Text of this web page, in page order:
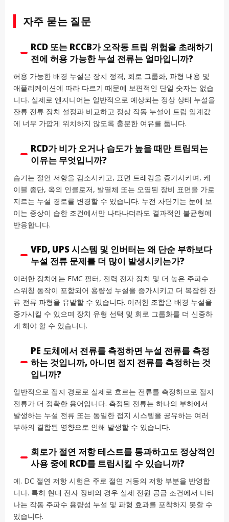
자주 묻는 질문
RCD 또는 RCCB가 오작동 트립 위험을 초래하기
전에 허용 가능한 누설 전류는 얼마입니까?
허용 가능한 배경 누설은 장치 정격, 회로 그룹화, 파형 내용 및
애플리케이션에 따라 다르기 때문에 보편적인 단일 숫자는 없습
니다. 실제로 엔지니어는 일반적으로 예상되는 정상 상태 누설을
잔류 전류 장치 설정과 비교하고 정상 작동 누설이 트립 임계값
에 너무 가깝게 위치하지 않도록 충분한 여유를 둡니다.
RCD가 비가 오거나 습도가 높을 때만 트립되는
이유는 무엇입니까?
습기는 절연 저항을 감소시키고, 표면 트래킹을 증가시키며, 케
이블 종단, 옥외 인클로저, 발열체 또는 오염된 장비 표면을 가로
지르는 누설 경로를 변경할 수 있습니다. 누전 차단기는 눈에 보
이는 증상이 습한 조건에서만 나타나더라도 결과적인 불균형에
반응합니다.
VFD, UPS 시스템 및 인버터는 왜 단순 부하보다
누설 전류 문제를 더 많이 발생시키는가?
이러한 장치에는 EMC 필터, 전력 전자 장치 및 더 높은 주파수
스위칭 동작이 포함되어 용량성 누설을 증가시키고 더 복잡한 잔
류 전류 파형을 유발할 수 있습니다. 이러한 조합은 배경 누설을
증가시킬 수 있으며 장치 유형 선택 및 회로 그룹화를 더 신중하
게 해야 할 수 있습니다.
PE 도체에서 전류를 측정하면 누설 전류를 측정
하는 것입니까, 아니면 접지 전류를 측정하는 것
입니까?
일반적으로 접지 경로로 실제로 흐르는 전류를 측정하므로 접지
전류가 더 정확한 용어입니다. 측정된 전류는 하나의 부하에서
발생하는 누설 전류 또는 동일한 접지 시스템을 공유하는 여러
부하의 결합된 영향으로 인해 발생할 수 있습니다.
회로가 절연 저항 테스트를 통과하고도 정상적인
사용 중에 RCD를 트립시킬 수 있습니까?
예. DC 절연 저항 시험은 주로 절연 거동의 저항 부분을 반영합
니다. 특히 현대 전자 장비의 경우 실제 전원 공급 조건에서 나타
나는 작동 주파수 용량성 누설 및 파형 효과를 포착하지 못할 수
있습니다.